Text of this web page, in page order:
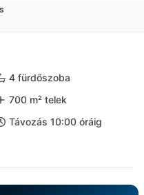
4 fürdőszoba
700 m² telek
Távozás 10:00 óráig